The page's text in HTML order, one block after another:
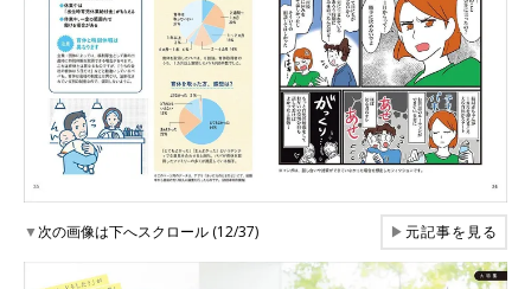
▼次の画像は下へスクロール (12/37) ▶元記事を見る